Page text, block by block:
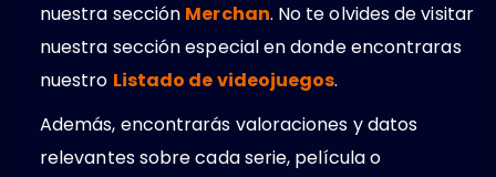
nuestra sección Merchan. No te olvides de visitar
nuestra sección especial en donde encontraras
nuestro Listado de videojuegos.
Además, encontrarás valoraciones y datos
relevantes sobre cada serie, película o